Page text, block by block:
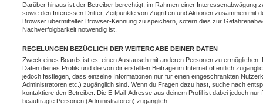
Darüber hinaus ist der Betreiber berechtigt, im Rahmen einer Interessenabwägung
sowie den Interessen Dritter, Zeitpunkte von Zugriffen und Aktionen zusammen mit
Browser übermittelter Browser-Kennung zu speichern, sofern dies zur
Nachverfolgbarkeit notwendig ist.
REGELUNGEN BEZÜGLICH DER WEITERGABE DEINER DATEN
Zweck eines Boards ist es, einen Austausch mit anderen Personen zu
Daten deines Profils und die von dir erstellten Beiträge im Internet öffentlich
jedoch festlegen, dass einzelne Informationen nur für einen eingeschränkten
Administratoren etc.) zugänglich sind. Wenn du Fragen dazu hast, suche nach
kontaktiere den Betreiber. Die E-Mail-Adresse aus deinem Profil ist dabei jedoch nur
beauftragte Personen (Administratoren) zugänglich.